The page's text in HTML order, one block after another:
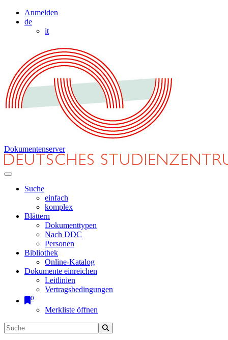
Anmelden
de
it
Dokumentenserver
Suche
einfach
komplex
Blättern
Dokumenttypen
Nach DDC
Personen
Bibliothek
Online-Katalog
Dokumente einreichen
Leitlinien
Vertragsbedingungen
0
Merkliste öffnen